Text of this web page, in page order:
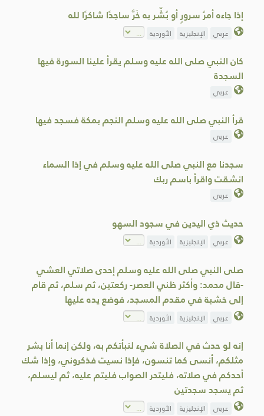
إذا جاءه أمرُ سرورٍ أو بُشِّر به خَرَّ ساجدًا شاكرًا لله
عربي الإنجليزية الأوردية
كان النبي صلى الله عليه وسلم يقرأ علينا السورة فيها
السجدة
عربي
قرأ النبي صلى الله عليه وسلم النجم بمكة فسجد فيها
عربي
سجدنا مع النبي صلى الله عليه وسلم في إذا السماء
انشقت واقرأ باسم ربك
عربي
حديث ذي اليدين في سجود السهو
عربي الإنجليزية الأوردية
صلى النبي صلى الله عليه وسلم إحدى صلاتي العشي
-قال محمد: وأكثر ظني العصر- ركعتين، ثم سلم، ثم قام
إلى خشبة في مقدم المسجد، فوضع يده عليها
عربي الإنجليزية الأوردية
إنه لو حدث في الصلاة شيء لنبأتكم به، ولكن إنما أنا بشر
مثلكم، أنسى كما تنسون، فإذا نسيت فذكروني، وإذا شك
أحدكم في صلاته، فليتحر الصواب فليتم عليه، ثم ليسلم،
ثم يسجد سجدتين
عربي الإنجليزية الأوردية